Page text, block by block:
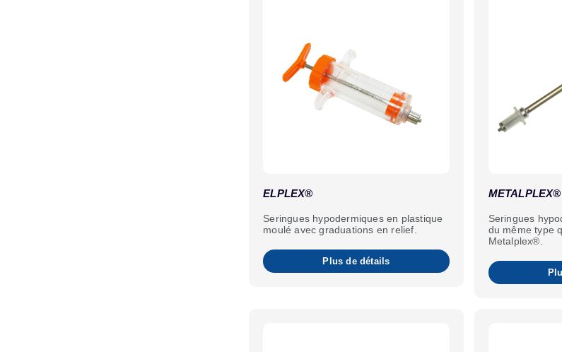
ELPLEX®
Seringues hypodermiques en plastique
moulé avec graduations en relief.
Plus de détails
Seringues
du même type
Metalplex®.